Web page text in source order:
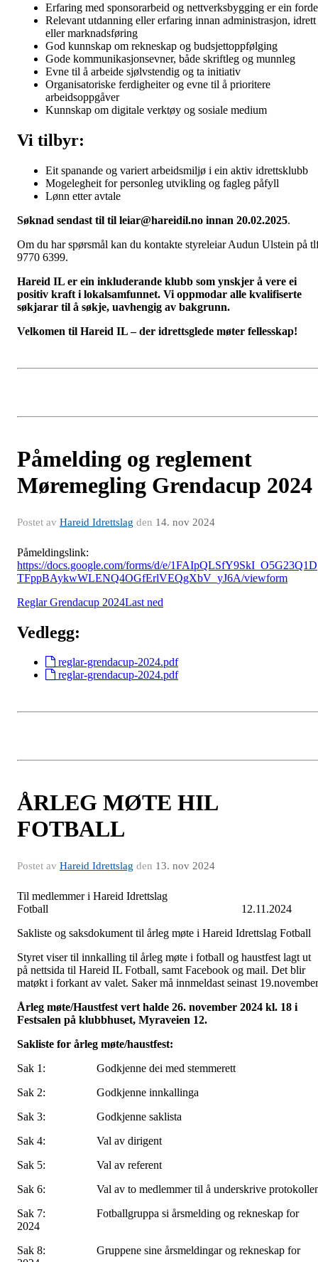
Erfaring med sponsorarbeid og nettverksbygging er ein
Relevant utdanning eller erfaring innan administrasjon, idrett
eller marknadsføring
God kunnskap om rekneskap og budsjettoppfølging
Gode kommunikasjonsevner, både skriftleg og munnleg
Evne til å arbeide sjølvstendig og ta initiativ
Organisatoriske ferdigheiter og evne til å prioritere
arbeidsoppgåver
Kunnskap om digitale verktøy og sosiale medium
Vi tilbyr:
Eit spanande og variert arbeidsmiljø i ein aktiv idrettsklubb
Mogelegheit for personleg utvikling og fagleg påfyll
Lønn etter avtale
Søknad sendast til til leiar@hareidil.no innan 20.02.2025.
Om du har spørsmål kan du kontakte styreleiar Audun Ulstein på
9770 6399.
Hareid IL er ein inkluderande klubb som ynskjer å vere ei
positiv kraft i lokalsamfunnet. Vi oppmodar alle kvalifiserte
søkjarar til å søkje, uavhengig av bakgrunn.
Velkomen til Hareid IL – der idrettsglede møter fellesskap!
Påmelding og reglement
Møremegling Grendacup 2024
Postet av Hareid Idrettslag den 14. nov 2024
Påmeldingslink:
https://docs.google.com/forms/d/e/1FAIpQLSfY9SkI_O5G23Q1D
TFppBAykwWLENQ4OGfErlVEQgXbV_yJ6A/viewform
Reglar Grendacup 2024Last ned
Vedlegg:
reglar-grendacup-2024.pdf
reglar-grendacup-2024.pdf
ÅRLEG MØTE HIL
FOTBALL
Postet av Hareid Idrettslag den 13. nov 2024
Til medlemmer i Hareid Idrettslag
Fotball 12.11.2024
Sakliste og saksdokument til årleg møte i Hareid Idrettslag Fotball
Styret viser til innkalling til årleg møte i fotball og haustfest lagt ut
på nettsida til Hareid IL Fotball, samt Facebook og mail. Det blir
matøkt i forkant av valet. Saker må innmeldast seinast
Årleg møte/Haustfest vert halde 26. november 2024 kl. 18 i
Festsalen på klubbhuset, Myraveien 12.
Sakliste for årleg møte/haustfest:
Sak 1: Godkjenne dei med stemmerett
Sak 2: Godkjenne innkallinga
Sak 3: Godkjenne saklista
Sak 4: Val av dirigent
Sak 5: Val av referent
Sak 6: Val av to medlemmer til å underskrive
Sak 7: Fotballgruppa si årsmelding og rekneskap for
2024
Sak 8: Gruppene sine årsmeldingar og rekneskap for